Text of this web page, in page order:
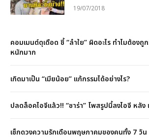
19/07/2018
คอมเมนต์ดุเดือด ชี้ “ลำใย” ผิดอะไร ทำไมต้องถู
หนักมาก
เกิดมาเป็น “เมียน้อย” แก้กรรมได้อย่างไร?
ปลดล็อคไอจีแล้ว!! “ซาร่า” โพสรูปนี้ลงไอจี หลั
เช็กดวงความรักเดือนพฤษภาคมของคนทั้ง 7 วัน